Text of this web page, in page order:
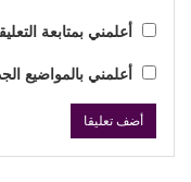
أعلمني بمتابعة
أعلمني بالمواضيع